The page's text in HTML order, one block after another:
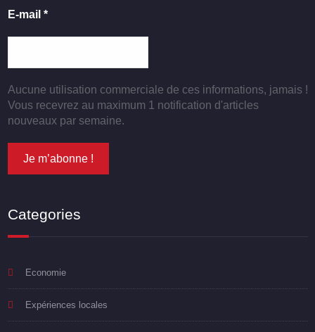
E-mail *
Aucune utilisation commerciale de ces informations, jamais !
Vous recevrez au maximum 1 notification d'articles
nouveaux par semaine.
Categories
Economie
Expériences locales